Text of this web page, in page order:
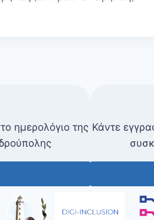
ημερολόγιο της Κάντε